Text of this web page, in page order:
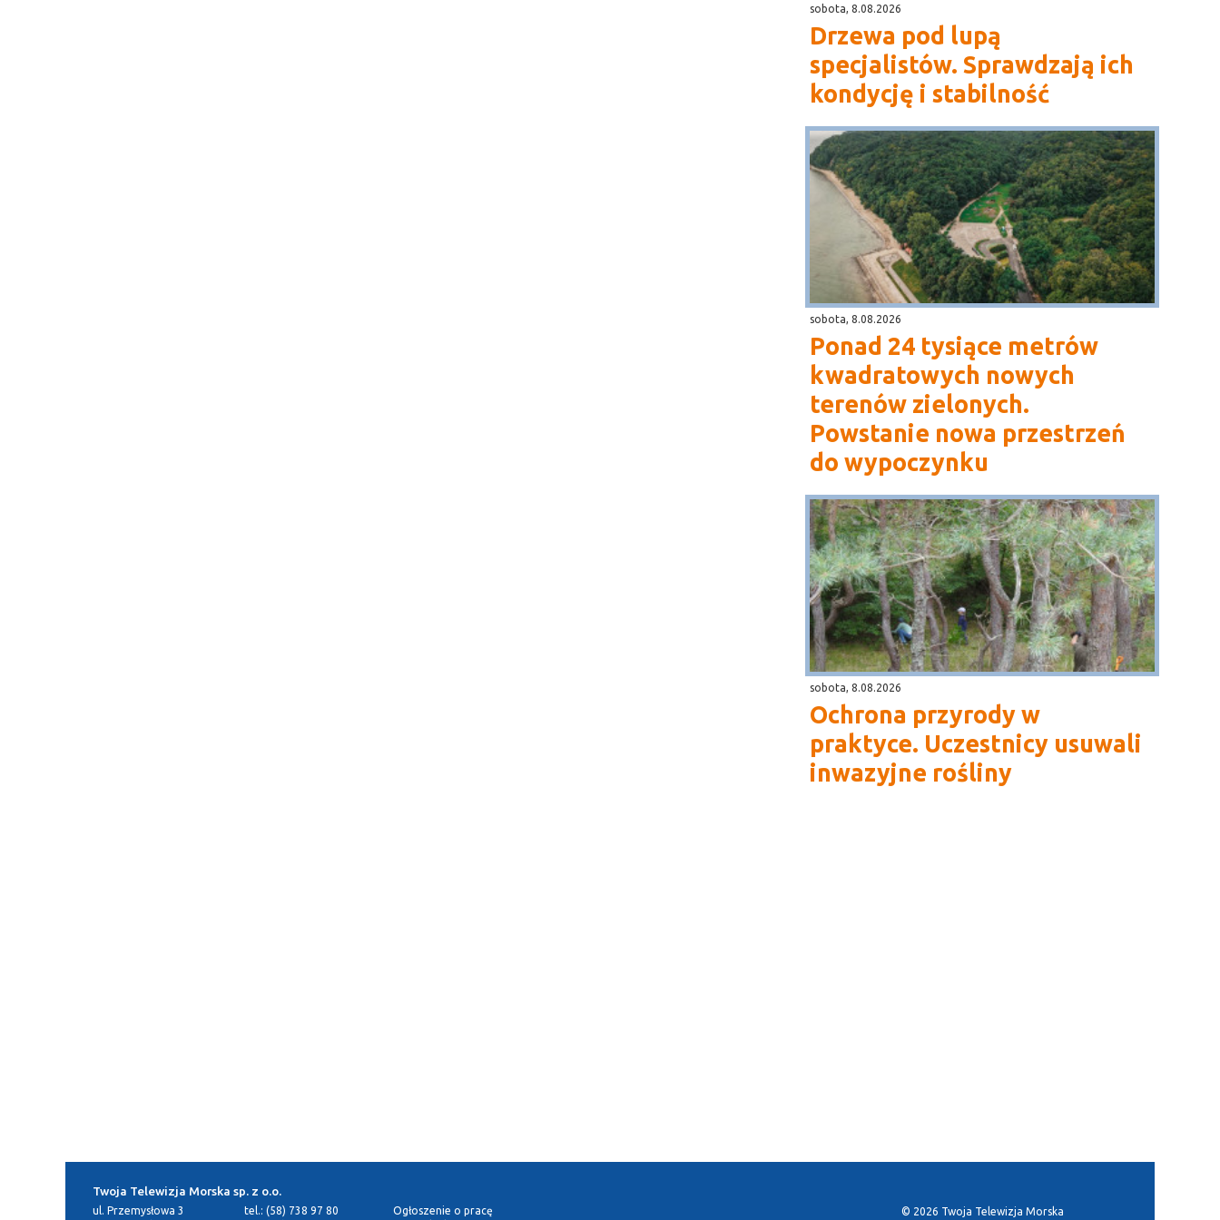
sobota, 8.08.2026
Drzewa pod lupą
specjalistów. Sprawdzają ich
kondycję i stabilność
sobota, 8.08.2026
Ponad 24 tysiące metrów
kwadratowych nowych
terenów zielonych.
Powstanie nowa przestrzeń
do wypoczynku
sobota, 8.08.2026
Ochrona przyrody w
praktyce. Uczestnicy usuwali
inwazyjne rośliny
Twoja Telewizja Morska sp. z o.o.
ul. Przemysłowa 3
tel.: (58) 738 97 80
Ogłoszenie o pracę
© 2026 Twoja Telewizja Morska